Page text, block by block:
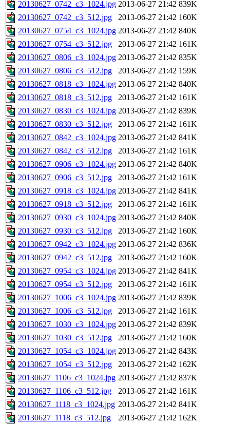
20130627_0742_c3_1024.jpg 2013-06-27 21:42 839K
20130627_0742_c3_512.jpg
2013-06-27 21:42 160K
20130627_0754_c3_1024.jpg 2013-06-27 21:42 840K
20130627_0754_c3_512.jpg
2013-06-27 21:42 161K
20130627_0806_c3_1024.jpg 2013-06-27 21:42 835K
20130627_0806_c3_512.jpg
2013-06-27 21:42 159K
20130627_0818_c3_1024.jpg 2013-06-27 21:42 840K
20130627_0818_c3_512.jpg
2013-06-27 21:42 161K
20130627_0830_c3_1024.jpg 2013-06-27 21:42 839K
20130627_0830_c3_512.jpg
2013-06-27 21:42 161K
20130627_0842_c3_1024.jpg 2013-06-27 21:42 841K
20130627_0842_c3_512.jpg
2013-06-27 21:42 161K
20130627_0906_c3_1024.jpg 2013-06-27 21:42 840K
20130627_0906_c3_512.jpg
2013-06-27 21:42 161K
20130627_0918_c3_1024.jpg 2013-06-27 21:42 841K
20130627_0918_c3_512.jpg
2013-06-27 21:42 161K
20130627_0930_c3_1024.jpg 2013-06-27 21:42 840K
20130627_0930_c3_512.jpg
2013-06-27 21:42 160K
20130627_0942_c3_1024.jpg 2013-06-27 21:42 836K
20130627_0942_c3_512.jpg
2013-06-27 21:42 160K
20130627_0954_c3_1024.jpg 2013-06-27 21:42 841K
20130627_0954_c3_512.jpg
2013-06-27 21:42 161K
20130627_1006_c3_1024.jpg 2013-06-27 21:42 839K
20130627_1006_c3_512.jpg
2013-06-27 21:42 161K
20130627_1030_c3_1024.jpg 2013-06-27 21:42 839K
20130627_1030_c3_512.jpg
2013-06-27 21:42 160K
20130627_1054_c3_1024.jpg 2013-06-27 21:42 843K
20130627_1054_c3_512.jpg
2013-06-27 21:42 162K
20130627_1106_c3_1024.jpg 2013-06-27 21:42 837K
20130627_1106_c3_512.jpg
2013-06-27 21:42 161K
20130627_1118_c3_1024.jpg 2013-06-27 21:42 841K
20130627_1118_c3_512.jpg
2013-06-27 21:42 162K